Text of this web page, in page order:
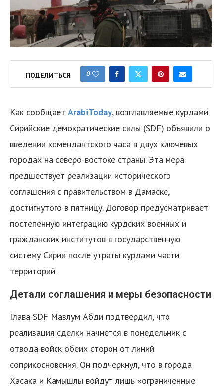
ПОДЕЛИТЬСЯ 0
Как сообщает ArabiToday, возглавляемые курдами
Сирийские демократические силы (SDF) объявили о
введении комендантского часа в двух ключевых
городах на северо-востоке страны. Эта мера
предшествует реализации исторического
соглашения с правительством в Дамаске,
достигнутого в пятницу. Договор предусматривает
постепенную интеграцию курдских военных и
гражданских институтов в государственную
систему Сирии после утраты курдами части
территорий.
Детали соглашения и меры безопасности
Глава SDF Мазлум Абди подтвердил, что
реализация сделки начнется в понедельник с
отвода войск обеих сторон от линий
соприкосновения. Он подчеркнул, что в города
Хасака и Камышлы войдут лишь «ограниченные